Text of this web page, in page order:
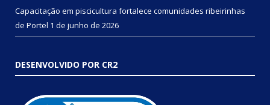
Capacitação em piscicultura fortalece comunidades ribeirinhas
de Portel 1 de junho de 2026
DESENVOLVIDO POR CR2